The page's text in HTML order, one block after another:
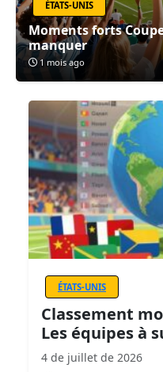
ÉTATS-UNIS
Moments forts
manquer
1 mois ago
ÉTATS-UNIS
Classement
Les équipes à
4 de juillet de 2026